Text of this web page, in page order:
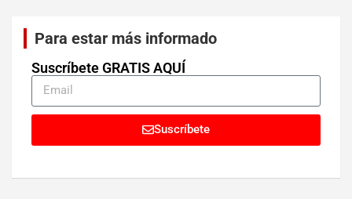
Para estar más informado
Suscríbete GRATIS AQUÍ
Suscríbete